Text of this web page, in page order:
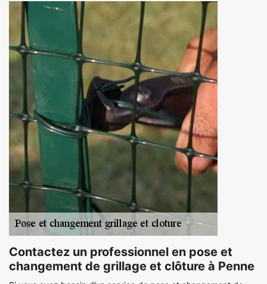
Contactez un professionnel en pose et
changement de grillage et clôture à Penne